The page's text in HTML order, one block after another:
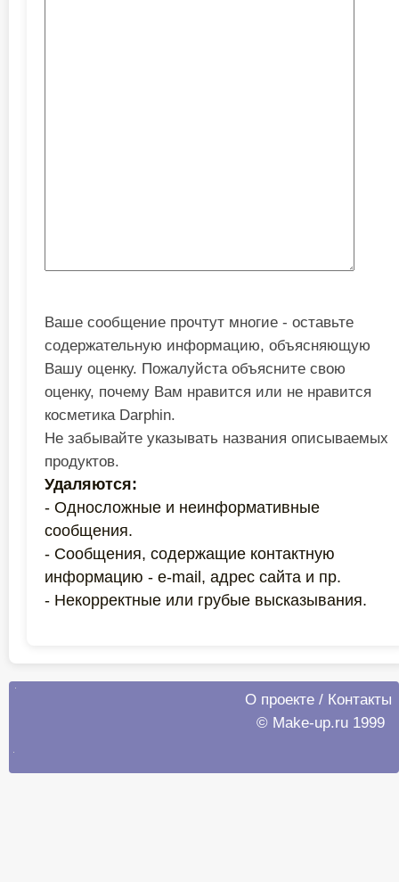
Ваше сообщение прочтут многие - оставьте
содержательную информацию, объясняющую
Вашу оценку. Пожалуйста объясните свою
оценку, почему Вам нравится или не нравится
косметика Darphin.
Не забывайте указывать названия описываемых
продуктов.
Удаляются:
- Односложные и неинформативные
сообщения.
- Сообщения, содержащие контактную
информацию - e-mail, адрес сайта и пр.
- Некорректные или грубые высказывания.
О проекте / Контакты
© Make-up.ru 1999